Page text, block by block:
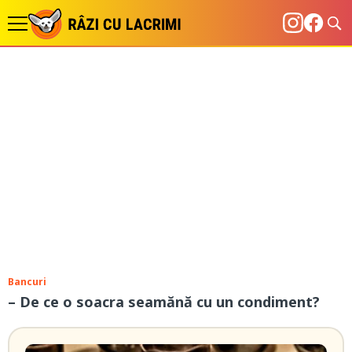
Bancuri
– De ce o soacra seamănă cu un condiment?